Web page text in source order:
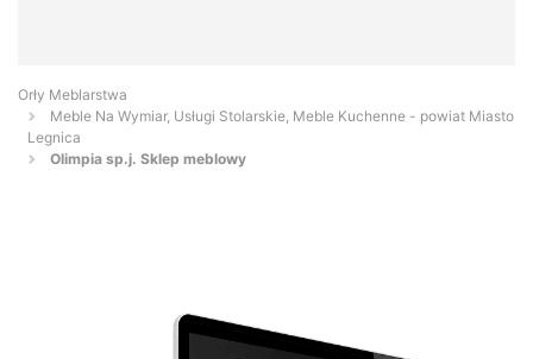
Orły Meblarstwa
Meble Na Wymiar, Usługi Stolarskie, Meble Kuchenne - powiat Miasto
Legnica
Olimpia sp.j. Sklep meblowy